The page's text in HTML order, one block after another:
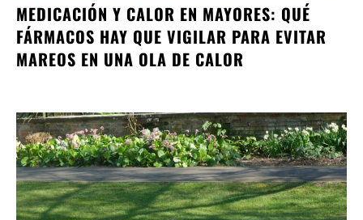
MEDICACIÓN Y CALOR EN MAYORES: QUÉ
FÁRMACOS HAY QUE VIGILAR PARA EVITAR
MAREOS EN UNA OLA DE CALOR